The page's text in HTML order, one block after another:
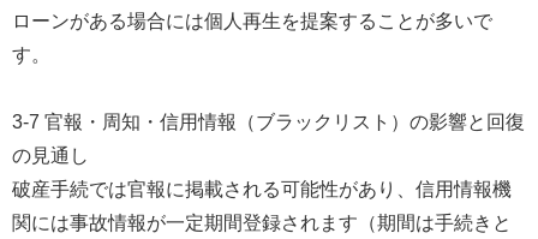
ローンがある場合には個人再生を提案することが多いで
す。
3-7 官報・周知・信用情報（ブラックリスト）の影響と回復
の見通し
破産手続では官報に掲載される可能性があり、信用情報機
関には事故情報が一定期間登録されます（期間は手続きと